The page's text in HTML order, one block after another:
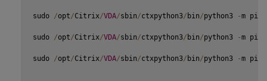
sudo /opt/Citrix/VDA/sbin/ctxpython3/ bin/python3 -m
sudo /opt/Citrix/VDA/sbin/ctxpython3/ bin/python3 -m pip
sudo /opt/Citrix/VDA/sbin/ctxpython3/ bin/python3 -m